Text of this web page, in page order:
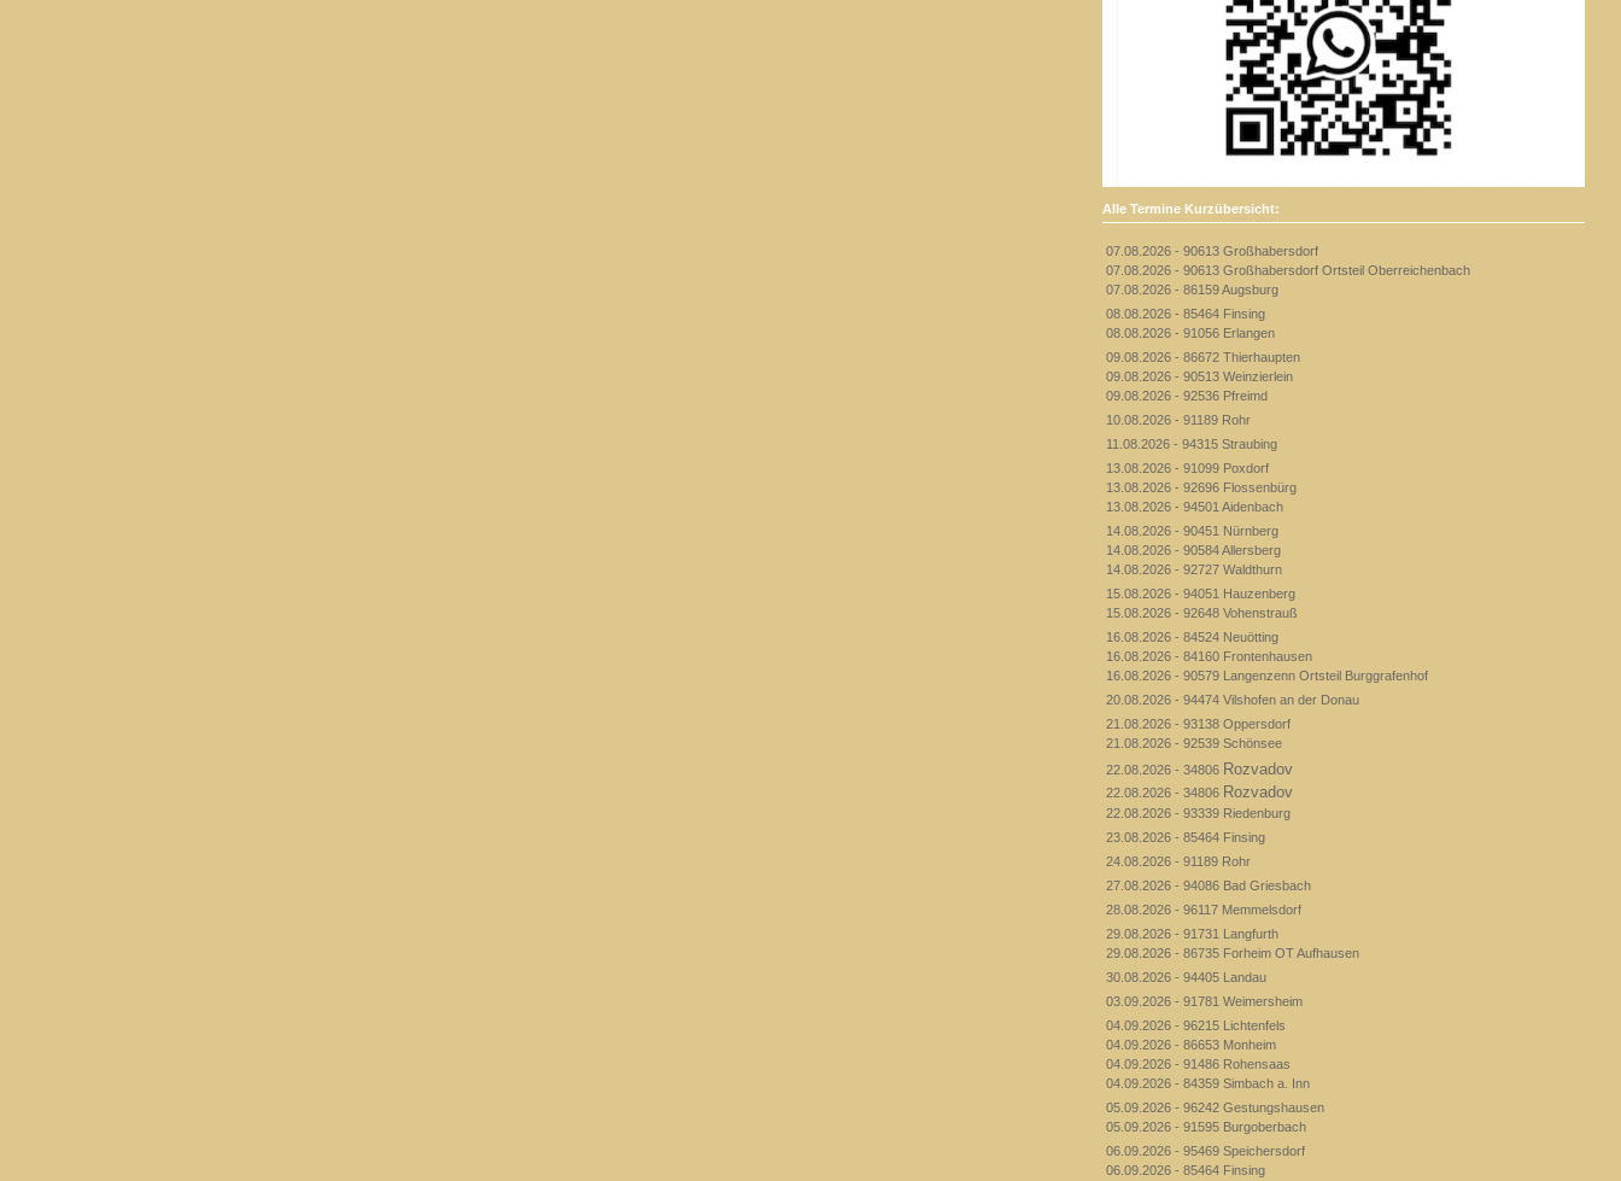
Alle Termine Kurzübersicht:
07.08.2026 - 90613 Großhabersdorf
07.08.2026 - 90613 Großhabersdorf Ortsteil Oberreichenbach
07.08.2026 - 86159 Augsburg
08.08.2026 - 85464 Finsing
08.08.2026 - 91056 Erlangen
09.08.2026 - 86672 Thierhaupten
09.08.2026 - 90513 Weinzierlein
09.08.2026 - 92536 Pfreimd
10.08.2026 - 91189 Rohr
11.08.2026 - 94315 Straubing
13.08.2026 - 91099 Poxdorf
13.08.2026 - 92696 Flossenbürg
13.08.2026 - 94501 Aidenbach
14.08.2026 - 90451 Nürnberg
14.08.2026 - 90584 Allersberg
14.08.2026 - 92727 Waldthurn
15.08.2026 - 94051 Hauzenberg
15.08.2026 - 92648 Vohenstrauß
16.08.2026 - 84524 Neuötting
16.08.2026 - 84160 Frontenhausen
16.08.2026 - 90579 Langenzenn Ortsteil Burggrafenhof
20.08.2026 - 94474 Vilshofen an der Donau
21.08.2026 - 93138 Oppersdorf
21.08.2026 - 92539 Schönsee
22.08.2026 - 34806 Rozvadov
22.08.2026 - 34806 Rozvadov
22.08.2026 - 93339 Riedenburg
23.08.2026 - 85464 Finsing
24.08.2026 - 91189 Rohr
27.08.2026 - 94086 Bad Griesbach
28.08.2026 - 96117 Memmelsdorf
29.08.2026 - 91731 Langfurth
29.08.2026 - 86735 Forheim OT Aufhausen
30.08.2026 - 94405 Landau
03.09.2026 - 91781 Weimersheim
04.09.2026 - 96215 Lichtenfels
04.09.2026 - 86653 Monheim
04.09.2026 - 91486 Rohensaas
04.09.2026 - 84359 Simbach a. Inn
05.09.2026 - 96242 Gestungshausen
05.09.2026 - 91595 Burgoberbach
06.09.2026 - 95469 Speichersdorf
06.09.2026 - 85464 Finsing